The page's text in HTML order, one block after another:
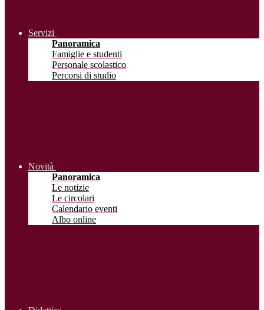
Servizi
Panoramica
Famiglie e studenti
Personale scolastico
Percorsi di studio
Novità
Panoramica
Le notizie
Le circolari
Calendario eventi
Albo online